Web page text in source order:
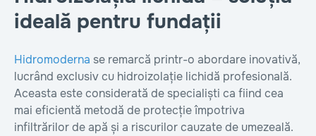
ideală pentru fundații
Hidromoderna se remarcă printr-o abordare inovativă,
lucrând exclusiv cu hidroizolație lichidă profesională.
Aceasta este considerată de specialiști ca fiind cea
mai eficientă metodă de protecție împotriva
infiltrărilor de apă și a riscurilor cauzate de umezeală.